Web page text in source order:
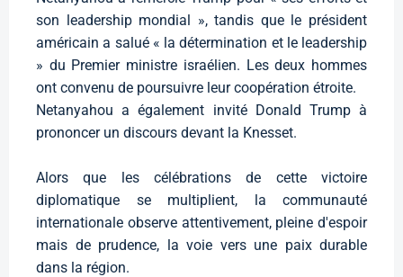
son leadership mondial », tandis que le président
américain a salué « la détermination et le leadership
» du Premier ministre israélien. Les deux hommes
ont convenu de poursuivre leur coopération étroite.
Netanyahou a également invité Donald Trump à
prononcer un discours devant la Knesset.
Alors que les célébrations de cette victoire
diplomatique se multiplient, la communauté
internationale observe attentivement, pleine d'espoir
mais de prudence, la voie vers une paix durable
dans la région.